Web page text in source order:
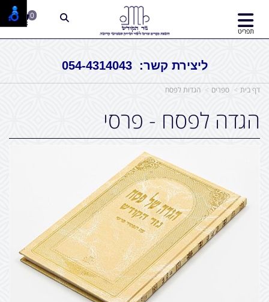
ליצירת קשר: 054-4314043
תפריט
0
דף בית ספרים הגדות לפסח
הגדה לפסח - פרסי